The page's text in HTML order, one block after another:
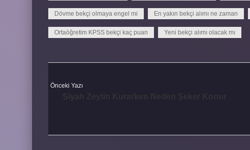
Dövme bekçi olmaya engel mi En yakın bekçi alımı ne zaman
Ortaöğretim KPSS bekçi kaç puan Yeni bekçi alımı olacak mı
Önceki Yazı